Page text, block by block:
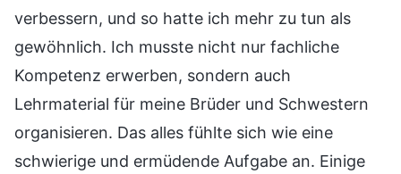
verbessern, und so hatte ich mehr zu tun als
gewöhnlich. Ich musste nicht nur fachliche
Kompetenz erwerben, sondern auch
Lehrmaterial für meine Brüder und Schwestern
organisieren. Das alles fühlte sich wie eine
schwierige und ermüdende Aufgabe an. Einige